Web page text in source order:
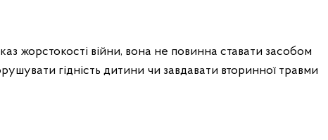
жорстокості війни, вона не повинна ставати засобом
гідність дитини чи завдавати вторинної травми